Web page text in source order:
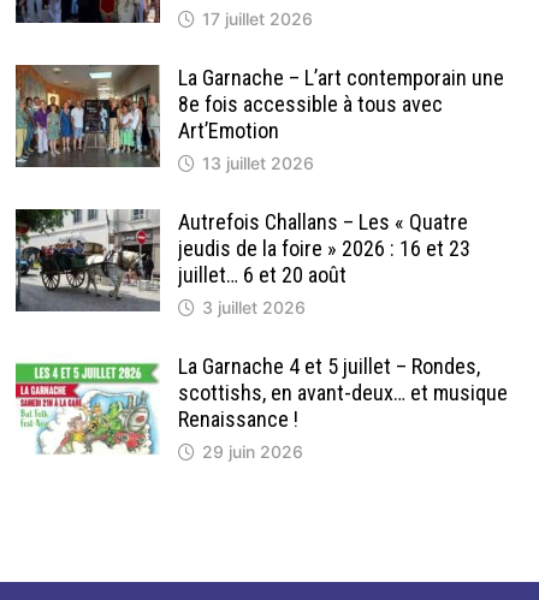
17 juillet 2026
La Garnache – L’art contemporain une
8e fois accessible à tous avec
Art’Emotion
13 juillet 2026
Autrefois Challans – Les « Quatre
jeudis de la foire » 2026 : 16 et 23
juillet… 6 et 20 août
3 juillet 2026
La Garnache 4 et 5 juillet – Rondes,
scottishs, en avant-deux… et musique
Renaissance !
29 juin 2026